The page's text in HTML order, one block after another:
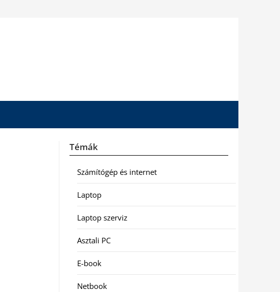
Témák
Számítógép és internet
Laptop
Laptop szerviz
Asztali PC
E-book
Netbook